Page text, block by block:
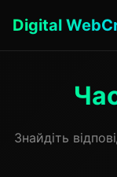
Digital
Знайдіть